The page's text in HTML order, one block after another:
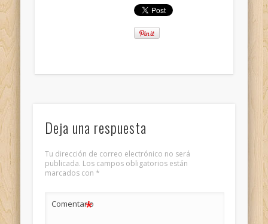
Deja una respuesta
Tu dirección de correo electrónico no será
publicada. Los campos obligatorios están
marcados con *
Comentario
*